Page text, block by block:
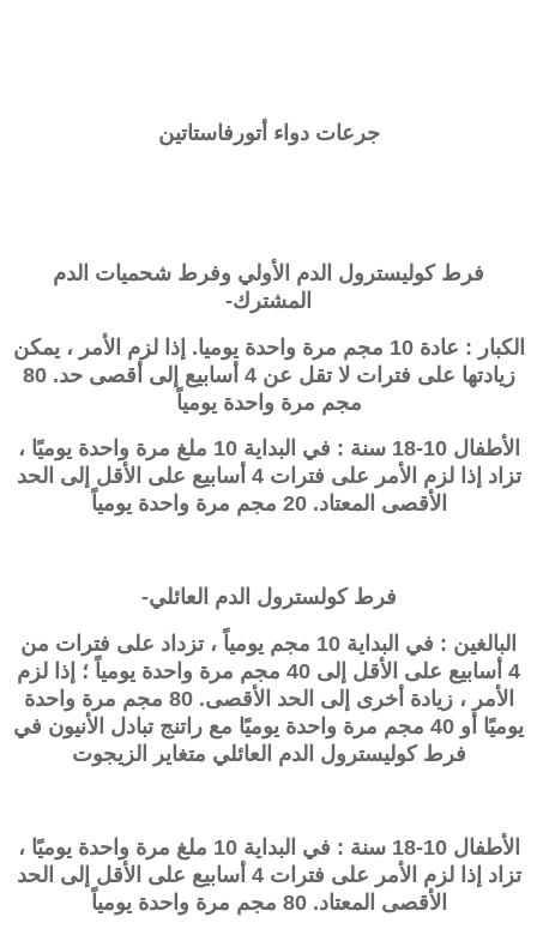
جرعات دواء أتورفاستاتين
فرط كوليسترول الدم الأولي وفرط شحميات الدم
المشترك-
الكبار : عادة 10 مجم مرة واحدة يوميا. إذا لزم الأمر ، يمكن
زيادتها على فترات لا تقل عن 4 أسابيع إلى أقصى حد. 80
مجم مرة واحدة يومياً
الأطفال 10-18 سنة : في البداية 10 ملغ مرة واحدة يوميًا ،
تزاد إذا لزم الأمر على فترات 4 أسابيع على الأقل إلى الحد
الأقصى المعتاد. 20 مجم مرة واحدة يومياً
فرط كولسترول الدم العائلي-
البالغين : في البداية 10 مجم يومياً ، تزداد على فترات من
4 أسابيع على الأقل إلى 40 مجم مرة واحدة يومياً ؛ إذا لزم
الأمر ، زيادة أخرى إلى الحد الأقصى. 80 مجم مرة واحدة
يوميًا أو 40 مجم مرة واحدة يوميًا مع راتنج تبادل الأنيون في
فرط كوليسترول الدم العائلي متغاير الزيجوت
الأطفال 10-18 سنة : في البداية 10 ملغ مرة واحدة يوميًا ،
تزاد إذا لزم الأمر على فترات 4 أسابيع على الأقل إلى الحد
الأقصى المعتاد. 80 مجم مرة واحدة يومياً